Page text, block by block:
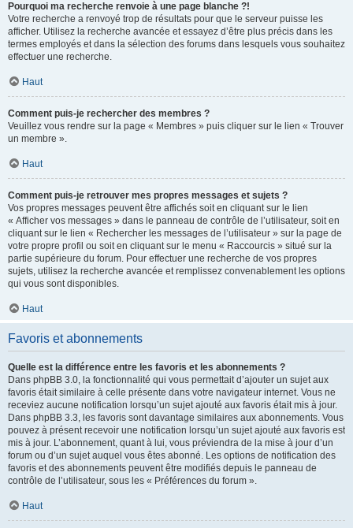
Pourquoi ma recherche renvoie à une page blanche ?!
Votre recherche a renvoyé trop de résultats pour que le serveur puisse les
afficher. Utilisez la recherche avancée et essayez d’être plus précis dans les
termes employés et dans la sélection des forums dans lesquels vous souhaitez
effectuer une recherche.
Haut
Comment puis-je rechercher des membres ?
Veuillez vous rendre sur la page « Membres » puis cliquer sur le lien « Trouver
un membre ».
Haut
Comment puis-je retrouver mes propres messages et sujets ?
Vos propres messages peuvent être affichés soit en cliquant sur le lien
« Afficher vos messages » dans le panneau de contrôle de l’utilisateur, soit en
cliquant sur le lien « Rechercher les messages de l’utilisateur » sur la page de
votre propre profil ou soit en cliquant sur le menu « Raccourcis » situé sur la
partie supérieure du forum. Pour effectuer une recherche de vos propres
sujets, utilisez la recherche avancée et remplissez convenablement les options
qui vous sont disponibles.
Haut
Favoris et abonnements
Quelle est la différence entre les favoris et les abonnements ?
Dans phpBB 3.0, la fonctionnalité qui vous permettait d’ajouter un sujet aux
favoris était similaire à celle présente dans votre navigateur internet. Vous ne
receviez aucune notification lorsqu’un sujet ajouté aux favoris était mis à jour.
Dans phpBB 3.3, les favoris sont davantage similaires aux abonnements. Vous
pouvez à présent recevoir une notification lorsqu’un sujet ajouté aux favoris est
mis à jour. L’abonnement, quant à lui, vous préviendra de la mise à jour d’un
forum ou d’un sujet auquel vous êtes abonné. Les options de notification des
favoris et des abonnements peuvent être modifiés depuis le panneau de
contrôle de l’utilisateur, sous les « Préférences du forum ».
Haut